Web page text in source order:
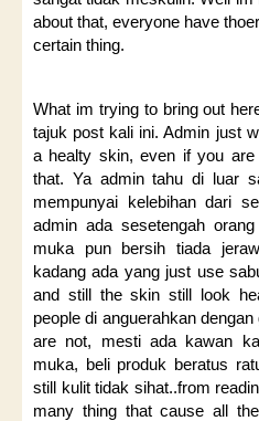
about that, everyone have
certain thing.
What im trying to bring out
tajuk post kali ini. Admin just
a healty skin, even if you
that. Ya admin tahu di luar
mempunyai kelebihan dari
admin ada sesetengah
muka pun bersih tiada
kadang ada yang just use
and still the skin still look
people di anguerahkan
are not, mesti ada kawan
muka, beli produk beratus
still kulit tidak sihat..from
many thing that cause all